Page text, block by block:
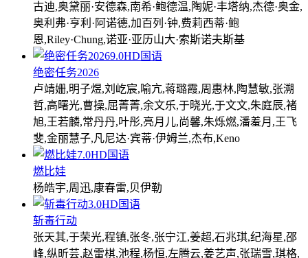
古迪,奥黛丽·安德森,南希·鲍德温,陶妮·丰塔纳,杰德·奥金,
奥利弗·亨利·阿诺德,加百列·钟,费莉西蒂·鲍
恩,Riley·Chung,诺亚·亚历山大·索斯诺夫斯基
9.0HD国语
绝密任务2026
卢靖姗,明子煜,刘屹宸,喻亢,蒋璐霞,周惠林,陶慧敏,张溯
哲,高曙光,曹操,屈菁菁,余文乐,于晓光,于文文,朱庭辰,褚
旭,王若麟,常丹丹,叶彤,亮月儿,尚馨,朱烁燃,潘羞月,王飞
斐,金丽慧子,凡尼达·宾蒂·伊姆兰,杰布,Keno
7.0HD国语
燃比娃
杨皓宇,周迅,康春雷,贝伊勒
3.0HD国语
斩毒行动
张天其,于荣光,程镇,张冬,张宁江,姜超,石兆琪,纪海星,邵
峰,纵昕芸,赵雷棋,池程,杨恒,左腾云,姜艺声,张瑞雪,琪格,